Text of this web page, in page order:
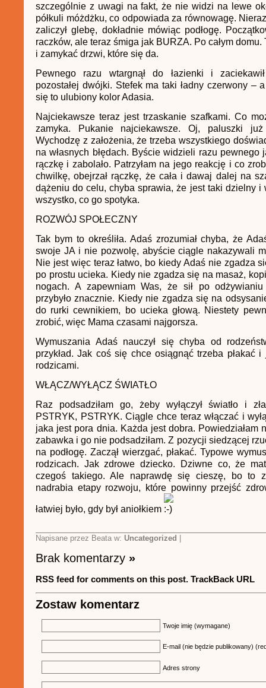
szczególnie z uwagi na fakt, że nie widzi na lewe
półkuli móżdżku, co odpowiada za równowagę.
zaliczył glebę, dokładnie mówiąc podłogę.
raczków, ale teraz śmiga jak BURZA. Po całym domu.
i zamykać drzwi, które się da.
Pewnego razu wtargnął do łazienki i
pozostałej dwójki. Stefek ma taki ładny czerwony –
się to ulubiony kolor Adasia.
Najciekawsze teraz jest trzaskanie szafkami. Co
zamyka. Pukanie najciekawsze. Oj, paluszki już
Wychodzę z założenia, że trzeba wszystkiego
na własnych błędach. Byście widzieli razu pewnego
rączkę i zabolało. Patrzyłam na jego reakcję i co
chwilkę, obejrzał rączkę, że cała i dawaj dalej na
dążeniu do celu, chyba sprawia, że jest taki dzielny i
wszystko, co go spotyka.
ROZWÓJ SPOŁECZNY
Tak bym to określiła. Adaś zrozumiał chyba, że
swoje JA i nie pozwolę, abyście ciągle nakazywali
Nie jest więc teraz łatwo, bo kiedy Adaś nie zgadza
po prostu ucieka. Kiedy nie zgadza się na masaż,
nogach. A zapewniam Was, że sił po
przybyło znacznie. Kiedy nie zgadza się na
do rurki cewnikiem, bo ucieka głową. Niestety
zrobić, więc Mama czasami najgorsza.
Wymuszania Adaś nauczył się chyba od
przykład. Jak coś się chce osiągnąć trzeba płakać
rodzicami.
WŁĄCZ/WYŁĄCZ ŚWIATŁO
Raz podsadziłam go, żeby wyłączył światło i
PSTRYK, PSTRYK. Ciągle chce teraz włączać i
jaka jest pora dnia. Każda jest dobra. Powiedziałam
zabawka i go nie podsadziłam. Z pozycji siedzącej
na podłogę. Zaczął wierzgać, płakać. Typowe
rodzicach. Jak zdrowe dziecko. Dziwne co, że
czegoś takiego. Ale naprawdę się cieszę, bo to
nadrabia etapy rozwoju, które powinny przejść
łatwiej było, gdy był aniołkiem
Napisane przez Beata w: Uncategorized
Brak komentarzy »
RSS feed for comments on this post. TrackBack URL
Zostaw komentarz
Twoje imię (wymagane)
E-mail (nie będzie publikowany)
Adres strony